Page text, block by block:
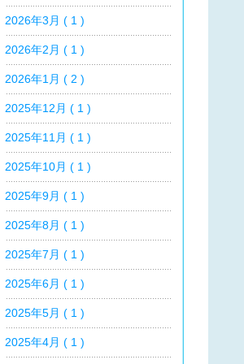
2026年3月 ( 1 )
2026年2月 ( 1 )
2026年1月 ( 2 )
2025年12月 ( 1 )
2025年11月 ( 1 )
2025年10月 ( 1 )
2025年9月 ( 1 )
2025年8月 ( 1 )
2025年7月 ( 1 )
2025年6月 ( 1 )
2025年5月 ( 1 )
2025年4月 ( 1 )